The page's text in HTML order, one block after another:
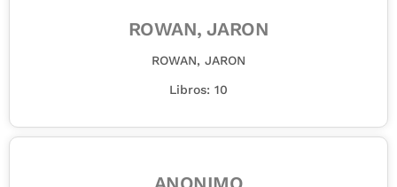
ROWAN, JARON
ROWAN, JARON
Libros: 10